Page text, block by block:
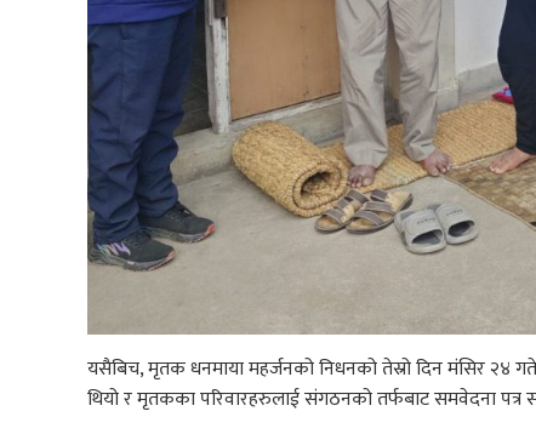
यसैबिच, मृतक धनमाया महर्जनको निधनको तेस्रो दिन मंसिर २४
थियो र मृतकका परिवारहरुलाई संगठनको तर्फबाट समवेदना पत्र